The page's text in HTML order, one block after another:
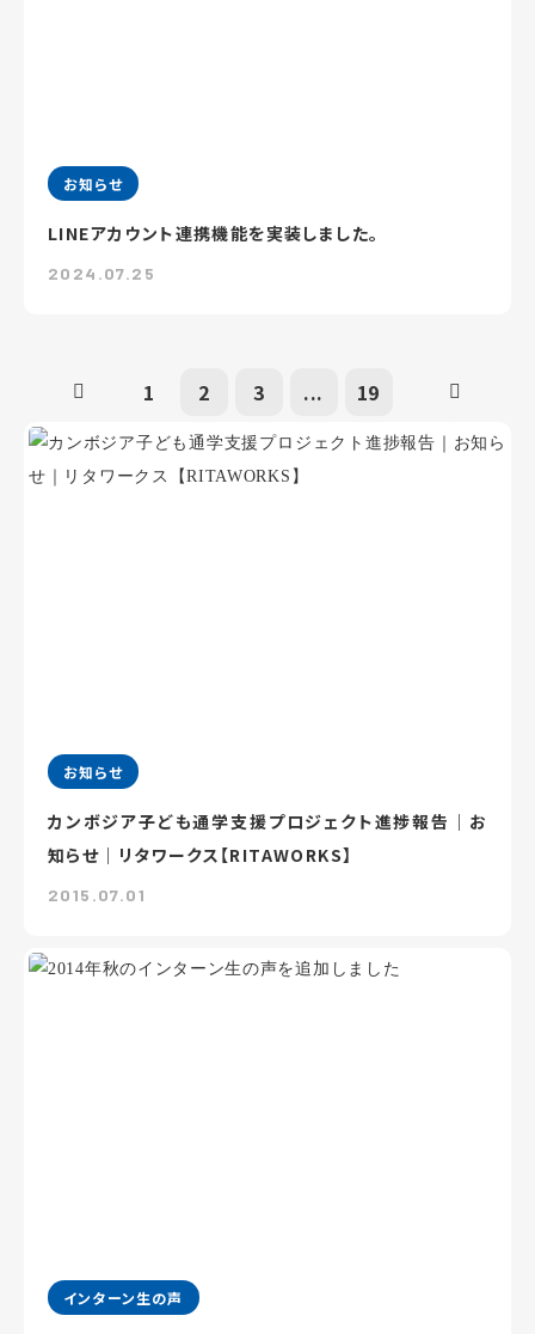
お知らせ
LINEアカウント連携機能を実装しました。
2024.07.25
1 2 3 ... 19
お知らせ
カンボジア子ども通学支援プロジェクト進捗報告｜お
知らせ｜リタワークス【RITAWORKS】
2015.07.01
インターン生の声